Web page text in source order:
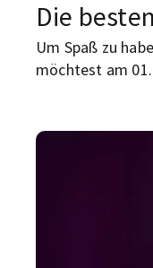
Die
Um Spaß zu
möchtest am